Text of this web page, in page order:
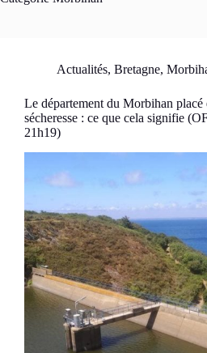
Actualités, Bretagne,
Le département du Morbihan placé
sécheresse : ce que cela signifie
21h19)